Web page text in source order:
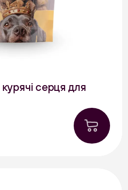
курячі серця для